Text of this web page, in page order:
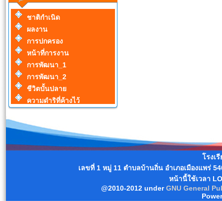
ชาติกำเนิด
ผลงาน
การปกครอง
หน้าที่การงาน
การพัฒนา_1
การพัฒนา_2
ชีวิตบั้นปลาย
ความดำริที่ค้างไว้
โรงเ
เลขที่ 1 หมู่ 11 ตำบลบ้านถิ่น อำเภอเมืองแพร่
หน้านี้ใช้เวลา
@2010-2012 underGNU General